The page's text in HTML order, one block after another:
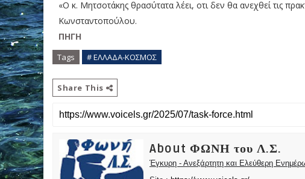
«Ο κ. Μητσοτάκης θρασύτατα λέει, οτι δεν θα ανεχθεί τις
Κωνσταντοπούλου.
ΠΗΓΗ
Tags # ΕΛΛΑΔΑ-ΚΟΣΜΟΣ
Share This
About ΦΩΝΗ του Λ.Σ.
Έγκυρη - Ανεξάρτητη και Ελεύθερη